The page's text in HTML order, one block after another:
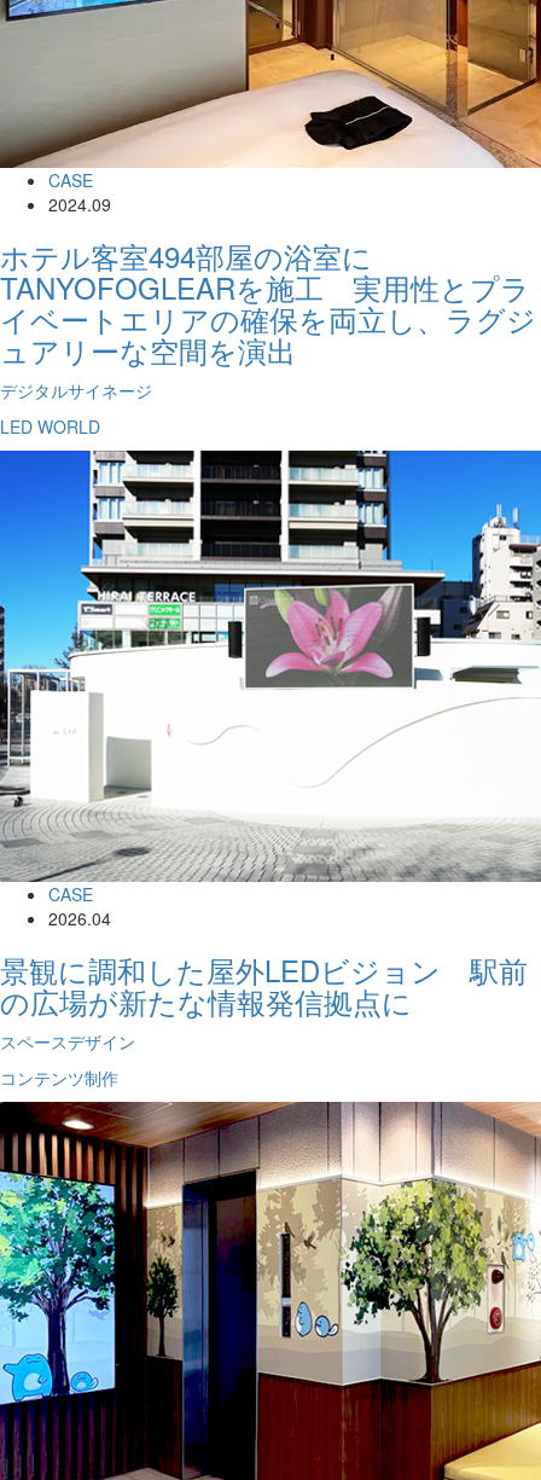
CASE
2024.09
ホテル客室494部屋の浴室に
TANYOFOGLEARを施工 実用性とプラ
イベートエリアの確保を両立し、ラグジ
ュアリーな空間を演出
デジタルサイネージ
LED WORLD
CASE
2026.04
景観に調和した屋外LEDビジョン 駅前
の広場が新たな情報発信拠点に
スペースデザイン
コンテンツ制作